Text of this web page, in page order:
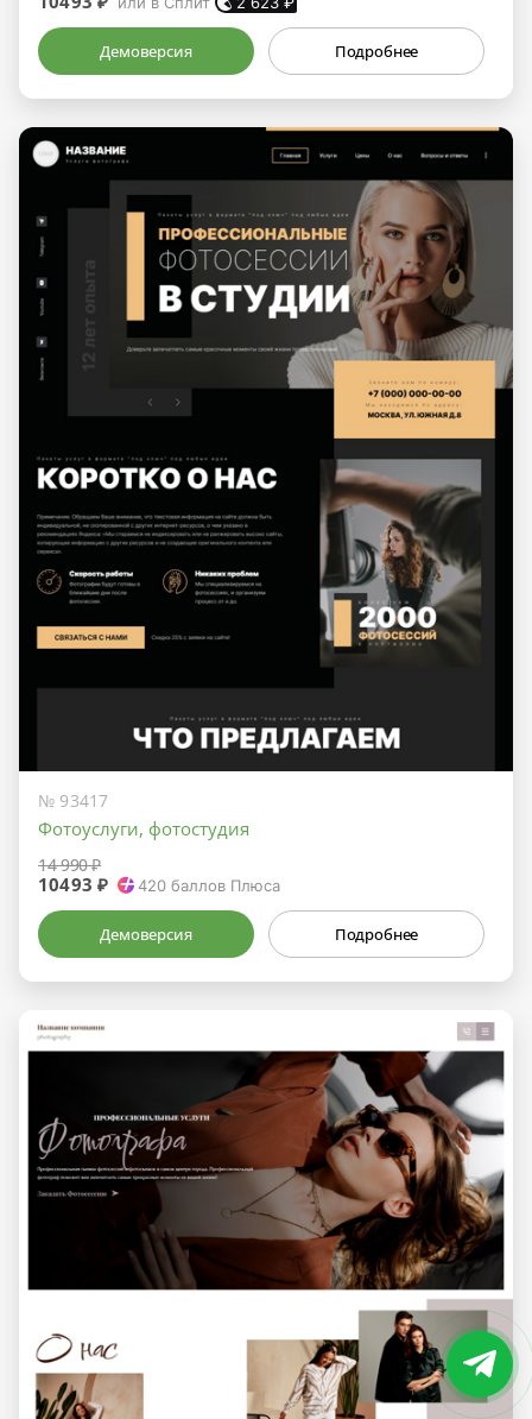
Демоверсия Подробнее
№ 93417
Фотоуслуги, фотостудия
14 990 ₽
10493 ₽ 420 баллов Плюса
Демоверсия Подробнее